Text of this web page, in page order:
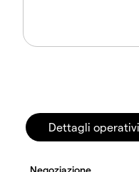
Dettagli operativi